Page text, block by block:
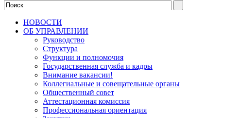
НОВОСТИ
ОБ УПРАВЛЕНИИ
Руководство
Структура
Функции и полномочия
Государственная служба и кадры
Внимание вакансии!
Коллегиальные и совещательные органы
Общественный совет
Аттестационная комиссия
Профессиональная ориентация